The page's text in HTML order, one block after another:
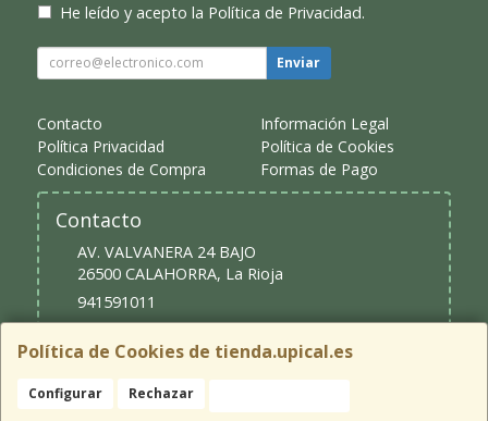
Política de Cookies de tienda.upical.es
Configurar Rechazar
He leído y acepto la Política de Privacidad.
Enviar
Contacto
Información Legal
Política Privacidad
Política de Cookies
Condiciones de Compra
Formas de Pago
Contacto
AV. VALVANERA 24 BAJO
26500 CALAHORRA, La Rioja
941591011
upical@upical.es
Horario